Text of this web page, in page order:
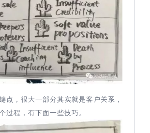
点，很大一部分其实就是客户关系，
过程，有下面一些技巧。